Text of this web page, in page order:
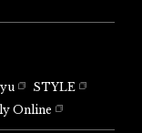
STYLE
Online